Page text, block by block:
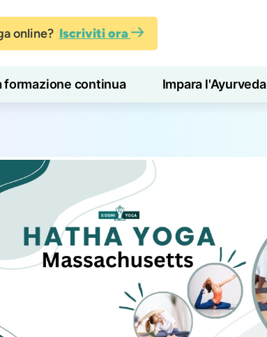
online? Iscriviti ora
formazione continua Impara l'Ayurveda